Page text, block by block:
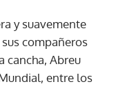
y suavemente
compañeros
cancha, Abreu
entre los